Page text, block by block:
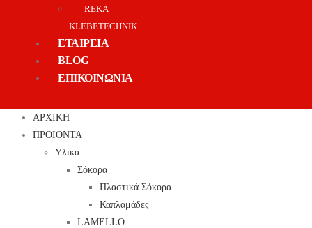
REKA
KLEBETECHNIK
ΕΤΑΙΡΕΙΑ
BLOG
ΕΠΙΚΟΙΝΩΝΙΑ
ΑΡΧΙΚΗ
ΠΡΟΙΟΝΤΑ
Υλικά
Σόκορα
Πλαστικά Σόκορα
Καπλαμάδες
LAMELLO